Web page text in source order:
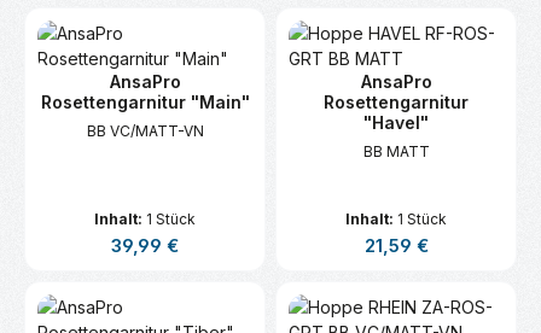
AnsaPro
Rosettengarnitur "Main"
BB VC/MATT-VN
Inhalt: 1 Stück
Regulärer Preis:
39,99 €
AnsaPro
Rosettengarnitur
"Havel"
BB MATT
Inhalt: 1 Stück
Regulärer Preis:
21,59 €